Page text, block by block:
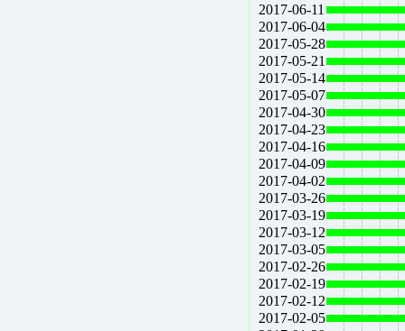
2017-06-11
2017-06-04
2017-05-28
2017-05-21
2017-05-14
2017-05-07
2017-04-30
2017-04-23
2017-04-16
2017-04-09
2017-04-02
2017-03-26
2017-03-19
2017-03-12
2017-03-05
2017-02-26
2017-02-19
2017-02-12
2017-02-05